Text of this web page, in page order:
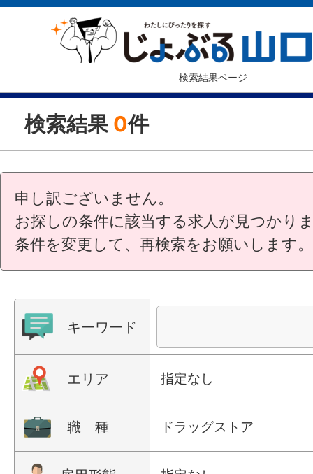
検索結果ページ
検索結果 0件
申し訳ございません。
お探しの条件に該当する求人が見つかり
条件を変更して、再検索をお願いします。
キーワード
エリア 指定なし
職 種 ドラッグストア